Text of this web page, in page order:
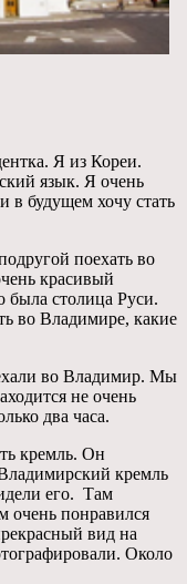
Я из Кореи.
язык. Я очень
в будущем хочу стать
поехать во
красивый
была столица Руси.
во Владимире, какие
во Владимир. Мы
не очень
два часа.
кремль. Он
кремль
его. Там
очень понравился
вид на
Около